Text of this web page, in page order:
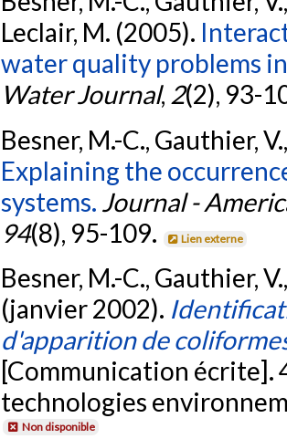
Leclair, M. (2005).
water quality problems
Water Journal, 2(2), 93-
Besner, M.-C., Gauthier,
Explaining the
systems. Journal -
94(8), 95-109. Lien externe
Besner, M.-C., Gauthier,
(janvier 2002).
d'apparition de
[Communication écrite].
technologies
Non disponible